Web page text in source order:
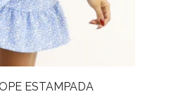
ESTAMPADA